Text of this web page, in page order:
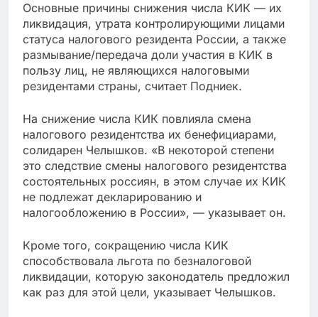
Основные причины снижения числа КИК — их
ликвидация, утрата контролирующими лицами
статуса налогового резидента России, а также
размывание/передача доли участия в КИК в
пользу лиц, не являющихся налоговыми
резидентами страны, считает Подниек.
На снижение числа КИК повлияла смена
налогового резидентства их бенефициарами,
солидарен Челышков. «В некоторой степени
это следствие смены налогового резидентства
состоятельных россиян, в этом случае их КИК
не подлежат декларированию и
налогообложению в России», — указывает он.
Кроме того, сокращению числа КИК
способствовала льгота по безналоговой
ликвидации, которую законодатель предложил
как раз для этой цели, указывает Челышков.